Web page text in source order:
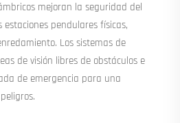
mejoran la seguridad del
pendulares físicas,
Los sistemas de
de visión libres de obstáculos e
de emergencia para una